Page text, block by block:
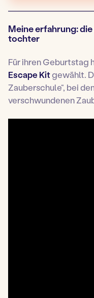
Meine erfahrung:
tochter
Für ihren Geburtstag
Escape Kitgewählt.
Zauberschule“, bei
verschwundenen